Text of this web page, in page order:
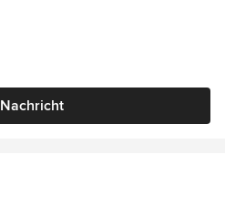
Nachricht